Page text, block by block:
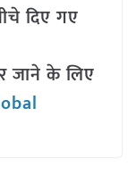
दिए गए
जाने के लिए